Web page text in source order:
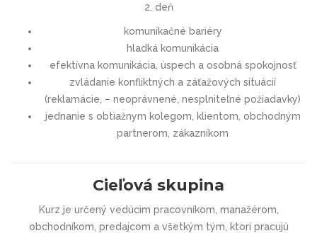
2. deň
komunikačné bariéry
hladká komunikácia
efektívna komunikácia, úspech a osobná spokojnosť
zvládanie konfliktných a záťažových situácií
(reklamácie, – neoprávnené, nesplniteľné požiadavky)
jednanie s obtiažnym kolegom, klientom, obchodným
partnerom, zákazníkom
Cieľová skupina
Kurz je určený vedúcim pracovníkom, manažérom,
obchodníkom, predajcom a všetkým tým, ktorí pracujú